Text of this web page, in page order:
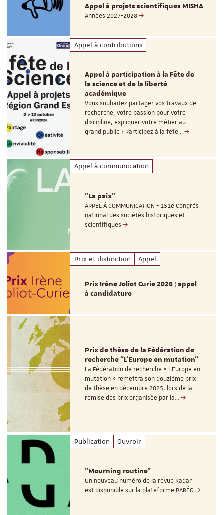
Appel à projets scientifiques MISHA
Années 2027-2028
Appel à contributions
Appel à participation à la Fête de
la science et de la liberté
académique
Vous souhaitez partager vos travaux de
recherche, votre passion pour votre
discipline, expliquer votre métier au
grand public ? Participez à la fête…
Appel à communication
"La paix"
APPEL À COMMUNICATION - 151e Congrès
national des sociétés historiques et
scientifiques
Prix et distinction Appel
Prix Irène Joliot Curie 2026 : appel
à candidature
Prix de thèse de la Fédération de
recherche "L’Europe en mutation"
La Fédération de recherche « L’Europe en
mutation » remettra son douzième prix
de thèse en décembre 2025, lors de la
remise des prix organisée par la…
Publication Ouvroir
"Mourning routine"
Un nouveau numéro de la revue Radar
est disponible sur la plateforme PARÉO